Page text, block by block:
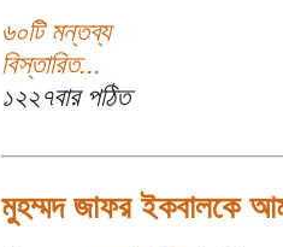
৬০টি মন্তব্য
বিস্তারিত...
১২২৭বার পঠিত
মুহম্মদ জাফর ইকবালকে